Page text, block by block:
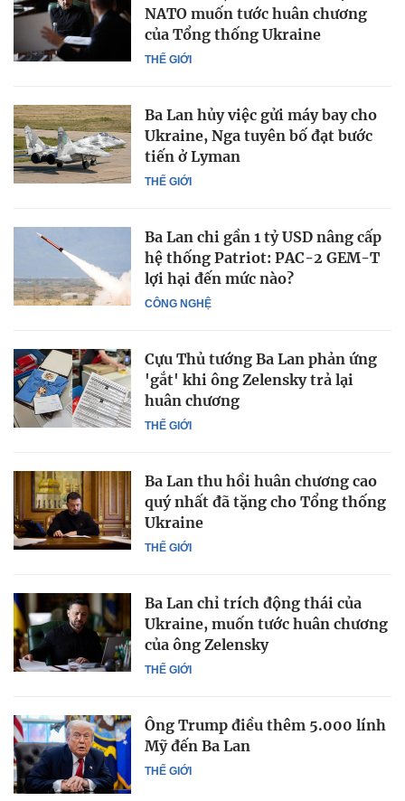
THẾ GIỚI
NATO muốn tước huân chương
của Tổng thống Ukraine
THẾ GIỚI
Ba Lan hủy việc gửi máy bay cho
Ukraine, Nga tuyên bố đạt bước
tiến ở Lyman
CÔNG NGHỆ
Ba Lan chi gần 1 tỷ USD nâng cấp
hệ thống Patriot: PAC-2 GEM-T
lợi hại đến mức nào?
THẾ GIỚI
Cựu Thủ tướng Ba Lan phản ứng
'gắt' khi ông Zelensky trả lại
huân chương
THẾ GIỚI
Ba Lan thu hồi huân chương cao
quý nhất đã tặng cho Tổng thống
Ukraine
THẾ GIỚI
Ba Lan chỉ trích động thái của
Ukraine, muốn tước huân chương
của ông Zelensky
THẾ GIỚI
Ông Trump điều thêm 5.000 lính
Mỹ đến Ba Lan